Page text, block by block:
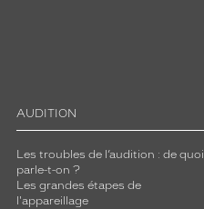
AUDITION
Les troubles de l’audition : de quoi
parle-t-on ?
Les grandes étapes de
l'appareillage